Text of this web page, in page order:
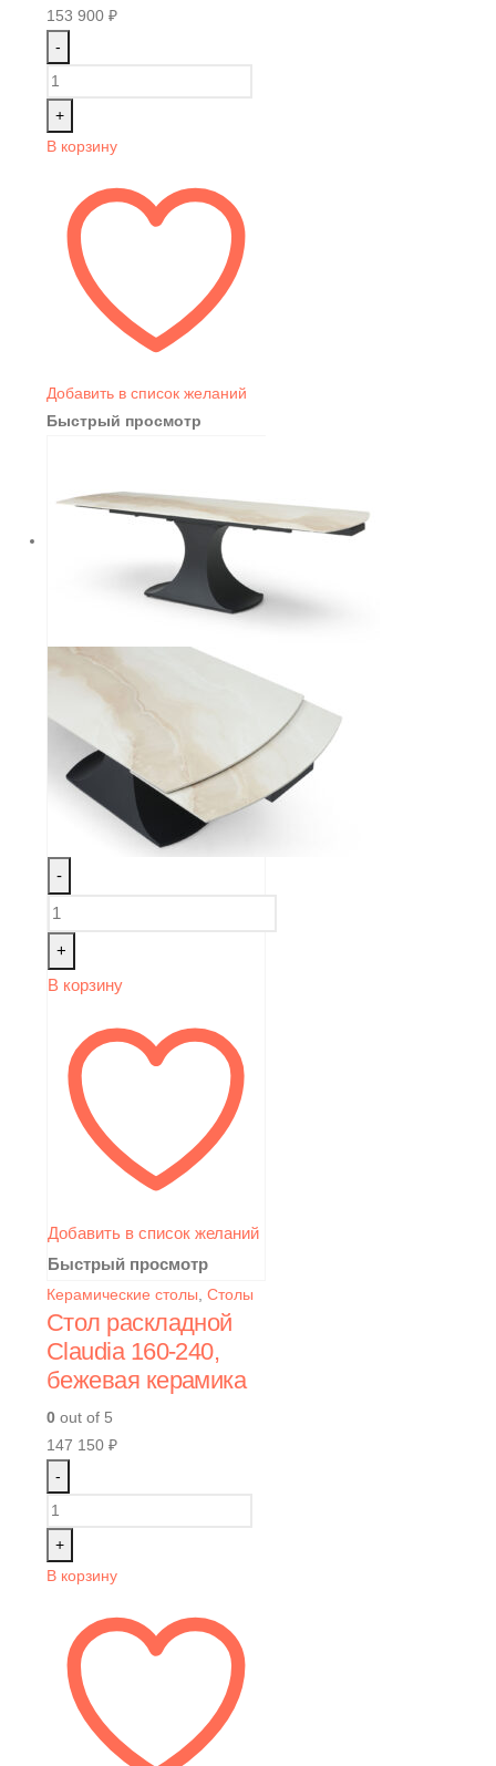
153 900 ₽
-
+
В корзину
Добавить в список желаний
Быстрый просмотр
-
+
В корзину
Добавить в список желаний
Быстрый просмотр
Керамические столы Столы
Стол раскладной
Claudia 160-240,
бежевая керамика
0 out of 5
147 150 ₽
-
+
В корзину